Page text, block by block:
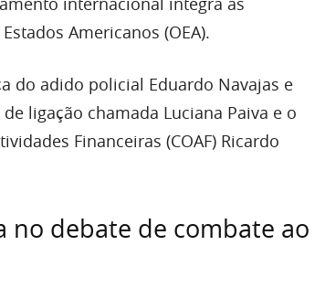
Americanos (OEA).
do adido policial Eduardo Navajas e
ligação chamada Luciana Paiva e o
Financeiras (COAF) Ricardo
no debate de combate ao